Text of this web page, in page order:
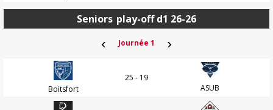
Seniors play-off d1 26-26
‹ Journée 1 ›
Boitsfort
25 - 19
ASUB